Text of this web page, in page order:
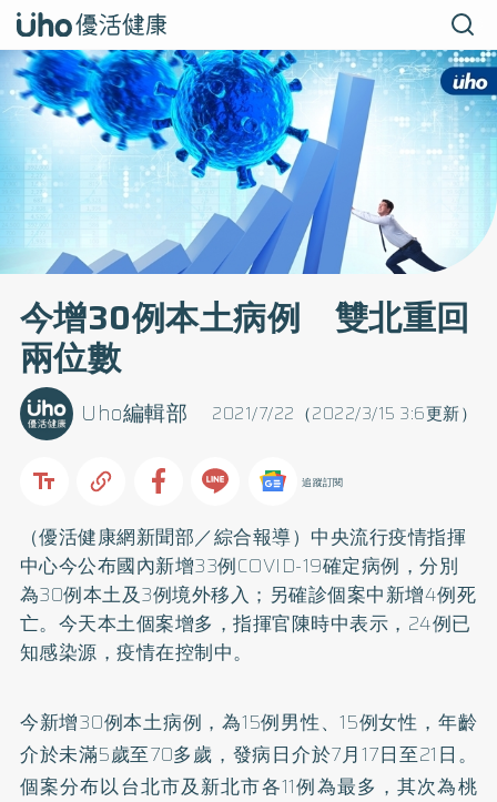
今增30例本土病例 雙北重回
兩位數
2021/7/22（2022/3/15 3:6更新）
Uho編輯部
追蹤訂閱
（優活健康網新聞部／綜合報導）中央流行疫情指揮
中心今公布國內新增33例COVID-19確定病例，分別
為30例本土及3例境外移入；另確診個案中新增4例死
亡。今天本土個案增多，指揮官陳時中表示，24例已
知感染源，疫情在控制中。
今新增30例本土病例，為15例男性、15例女性，年齡
介於未滿5歲至70多歲，發病日介於7月17日至21日。
個案分布以台北市及新北市各11例為最多，其次為桃